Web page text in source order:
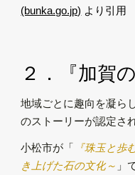
(bunka.go.jp) より引用
２．『加賀の
地域ごとに趣向を凝ら
のストーリーが認定さ
小松市が「
『珠玉と
き上げた石の文化～ 」